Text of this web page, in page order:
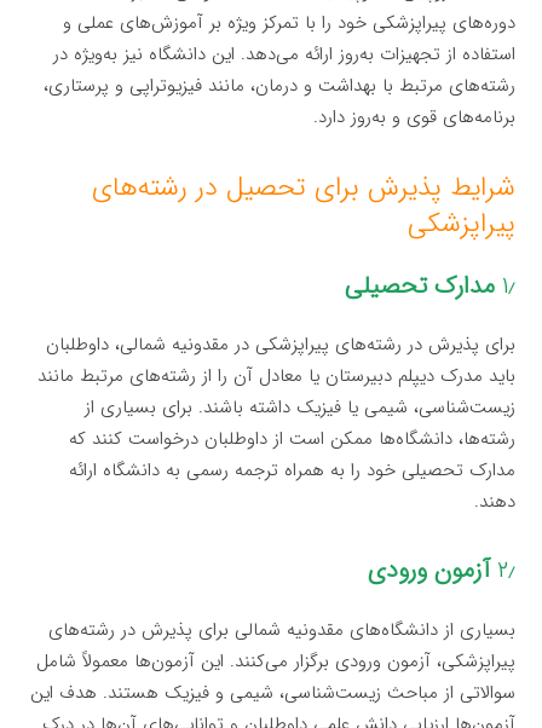
دوره‌های پیراپزشکی خود را با تمرکز ویژه بر آموزش‌های عملی و
استفاده از تجهیزات به‌روز ارائه می‌دهد. این دانشگاه نیز به‌ویژه در
رشته‌های مرتبط با بهداشت و درمان، مانند فیزیوتراپی و پرستاری،
برنامه‌های قوی و به‌روز دارد.
شرایط پذیرش برای تحصیل در رشته‌های
پیراپزشکی
۱٫ مدارک تحصیلی
برای پذیرش در رشته‌های پیراپزشکی در مقدونیه شمالی، داوطلبان
باید مدرک دیپلم دبیرستان یا معادل آن را از رشته‌های مرتبط مانند
زیست‌شناسی، شیمی یا فیزیک داشته باشند. برای بسیاری از
رشته‌ها، دانشگاه‌ها ممکن است از داوطلبان درخواست کنند که
مدارک تحصیلی خود را به همراه ترجمه رسمی به دانشگاه ارائه
دهند.
۲٫ آزمون ورودی
بسیاری از دانشگاه‌های مقدونیه شمالی برای پذیرش در رشته‌های
پیراپزشکی، آزمون ورودی برگزار می‌کنند. این آزمون‌ها معمولاً شامل
سوالاتی از مباحث زیست‌شناسی، شیمی و فیزیک هستند. هدف این